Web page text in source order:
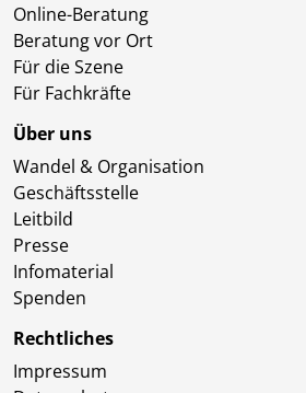
Online-Beratung
Beratung vor Ort
Für die Szene
Für Fachkräfte
Über uns
Wandel & Organisation
Geschäftsstelle
Leitbild
Presse
Infomaterial
Spenden
Rechtliches
Impressum